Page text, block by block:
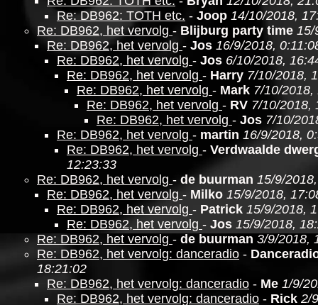
Re: DB962: TOTH etc. - Joop 14/10/2018,
Re: DB962, het vervolg - Blijburg party time 15/
Re: DB962, het vervolg - Jos 16/9/2018,
Re: DB962, het vervolg - Jos 6/10/2018,
Re: DB962, het vervolg - Harry 7/10/2018,
Re: DB962, het vervolg - Mark 7/10/2018,
Re: DB962, het vervolg - RV 7/10/2018,
Re: DB962, het vervolg - Jos 7/10/
Re: DB962, het vervolg - martin 16/9/2018,
Re: DB962, het vervolg - Verdwaalde
12:23:33
Re: DB962, het vervolg - de buurman 15/9/
Re: DB962, het vervolg - Milko 15/9/2018,
Re: DB962, het vervolg - Patrick 15/9/2018,
Re: DB962, het vervolg - Jos 15/9/2018,
Re: DB962, het vervolg - de buurman 3/9/2018,
Re: DB962, het vervolg: danceradio -
18:21:02
Re: DB962, het vervolg: danceradio - Me 1/9/
Re: DB962, het vervolg: danceradio - Rick 2/